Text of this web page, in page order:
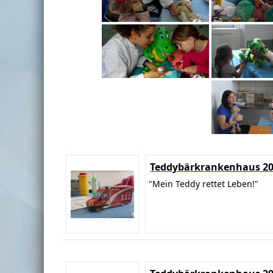
Teddybärkrankenhaus
"Mein Teddy rettet Leben!"